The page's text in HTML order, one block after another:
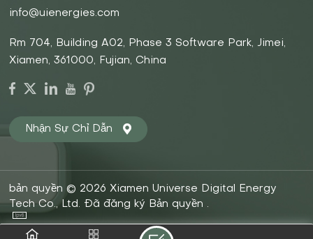
info@uienergies.com
Rm 704, Building A02, Phase 3 Software Park, Jimei,
Xiamen, 361000, Fujian, China
Nhận Sự Chỉ Dẫn
bản quyền © 2026 Xiamen Universe Digital Energy
Tech Co., Ltd. Đã đăng ký Bản quyền .